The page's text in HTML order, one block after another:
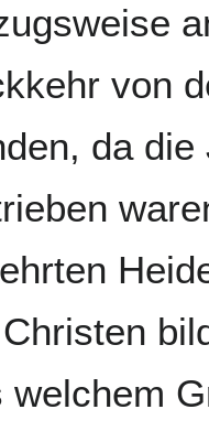
von
da
welchem